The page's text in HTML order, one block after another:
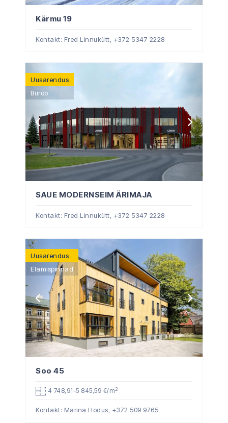
Kärmu 19
Kontakt: Fred Linnukütt, +372 5347 2228
Uusarendus
Büroo
SAUE MODERNSEIM ÄRIMAJA
Kontakt: Fred Linnukütt, +372 5347 2228
Uusarendus
Elamispinnad
Soo 45
4 748,91-5 845,59 €/m2
Kontakt: Marina Hodus, +372 509 9765